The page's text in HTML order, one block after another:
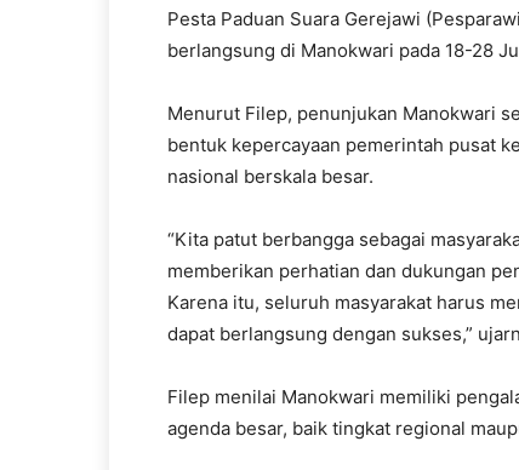
Pesta Paduan Suara Gerejawi
berlangsung di Manokwari pada 18-28
Menurut Filep, penunjukan Manokwari
bentuk kepercayaan pemerintah pusat
nasional berskala besar.
“Kita patut berbangga sebagai
memberikan perhatian dan dukungan
Karena itu, seluruh masyarakat harus
dapat berlangsung dengan sukses,”
Filep menilai Manokwari memiliki
agenda besar, baik tingkat regional